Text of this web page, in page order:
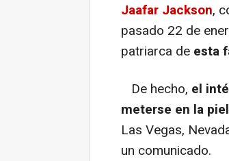
Jaafar Jackson,
pasado 22 de
patriarca de esta
De hecho, el
meterse en la
Las Vegas,
un comunicado.